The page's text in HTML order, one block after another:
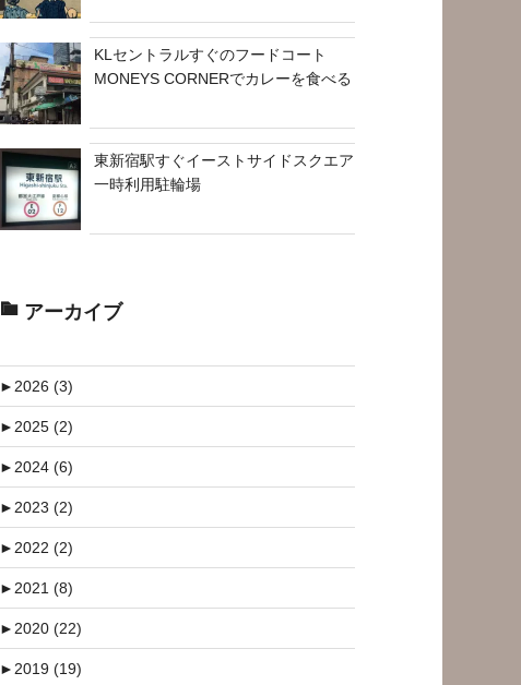
KLセントラルすぐのフードコート
MONEYS CORNERでカレーを食べる
東新宿駅すぐイーストサイドスクエア
一時利用駐輪場
アーカイブ
►2026 (3)
►2025 (2)
►2024 (6)
►2023 (2)
►2022 (2)
►2021 (8)
►2020 (22)
►2019 (19)